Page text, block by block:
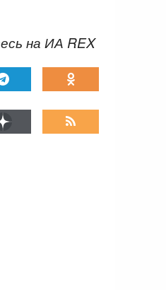
на ИА REX